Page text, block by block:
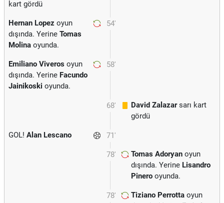
kart gördü
54'
Hernan Lopez oyun
dışında. Yerine Tomas
Molina oyunda.
58'
Emiliano Viveros oyun
dışında. Yerine Facundo
Jainikoski oyunda.
68' David Zalazarsarı kart
gördü
71'
GOL! Alan Lescano
78' Tomas Adoryan oyun
dışında. Yerine Lisandro
Pinero oyunda.
78' Tiziano Perrotta oyun